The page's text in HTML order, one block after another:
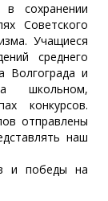
Советского
Учащиеся
среднего
Волгограда и
школьном,
конкурсов.
отправлены
наш
победы на